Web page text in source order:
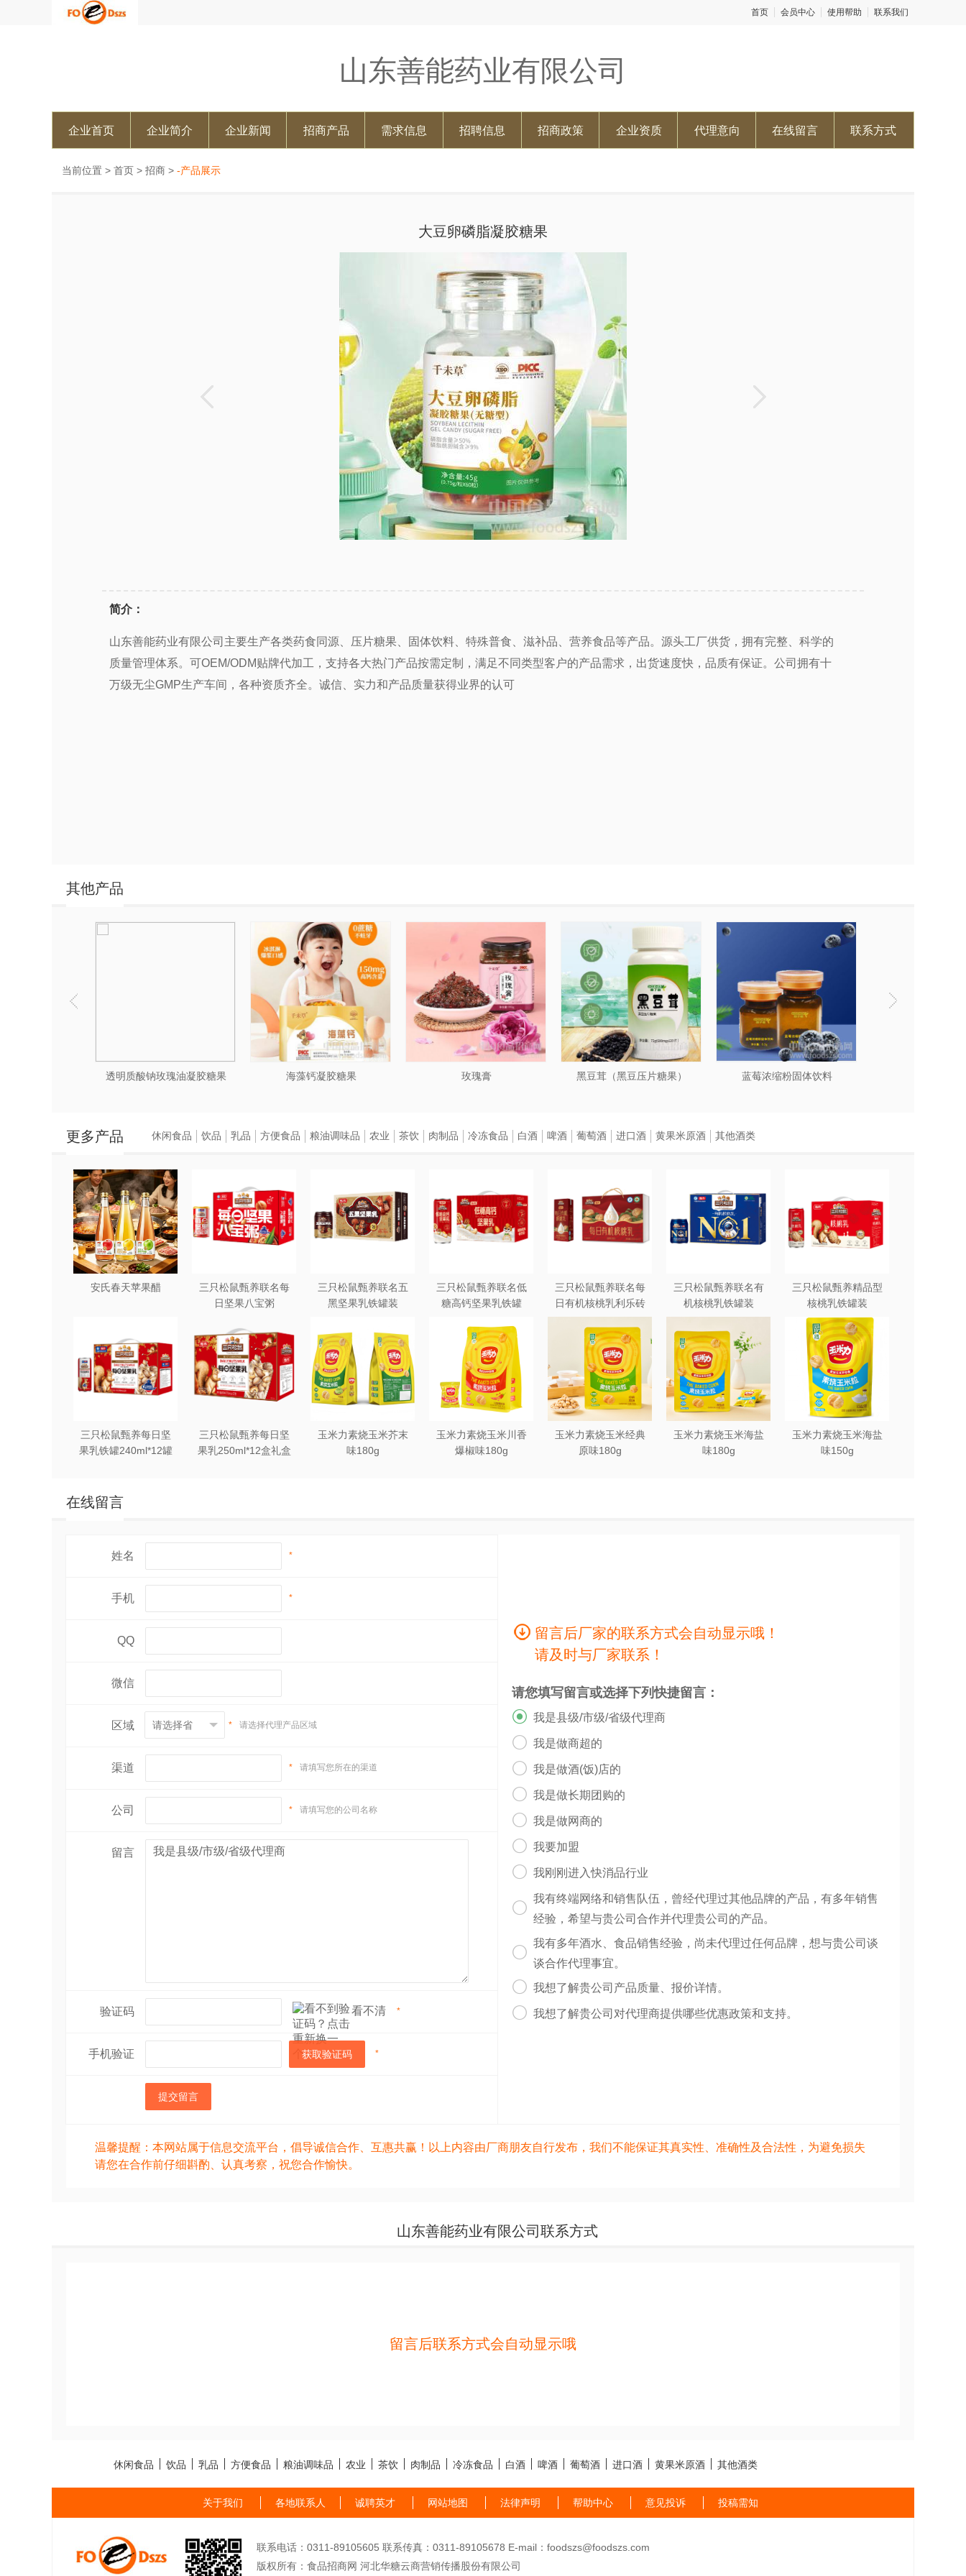
首页 会员中心 使用帮助 联系我们
山东善能药业有限公司
企业首页 企业简介 企业新闻 招商产品 需求信息 招聘信息 招商政策 企业资质 代理意向 在线留言 联系方式
当前位置 > 首页 > 招商 > -产品展示
大豆卵磷脂凝胶糖果
简介：
山东善能药业有限公司主要生产各类药食同源、压片糖果、固体饮料、特殊普食、滋补品、营养食品等产品。源头工厂供货，拥有完整、科学的
质量管理体系。可OEM/ODM贴牌代加工，支持各大热门产品按需定制，满足不同类型客户的产品需求，出货速度快，品质有保证。公司拥有十
万级无尘GMP生产车间，各种资质齐全。诚信、实力和产品质量获得业界的认可
其他产品
透明质酸钠玫瑰油凝胶糖果 海藻钙凝胶糖果 玫瑰膏 黑豆茸（黑豆压片糖果） 蓝莓浓缩粉固体饮料
更多产品
安氏春天苹果醋
三只松鼠甄养联名每
日坚果八宝粥
三只松鼠甄养联名五
黑坚果乳铁罐装
三只松鼠甄养联名低
糖高钙坚果乳铁罐
三只松鼠甄养联名每
日有机核桃乳利乐砖
250ml*12盒木盒装
三只松鼠甄养联名有
机核桃乳铁罐装
240ml*12罐礼盒
三只松鼠甄养精品型
核桃乳铁罐装
240ml*12罐
三只松鼠甄养每日坚
果乳铁罐240ml*12罐
三只松鼠甄养每日坚
果乳250ml*12盒礼盒
玉米力素烧玉米芥末
味180g
玉米力素烧玉米川香
爆椒味180g
玉米力素烧玉米经典
原味180g
玉米力素烧玉米海盐
味180g
玉米力素烧玉米海盐
味150g
休闲食品 饮品 乳品 方便食品 粮油调味品 农业 茶饮 肉制品 冷冻食品 白酒 啤酒 葡萄酒 进口酒 黄果米原酒 其他酒类
在线留言
姓名 *
手机 *
QQ
微信
区域 * 请选择代理产品区域
渠道 * 请填写您所在的渠道
公司 * 请填写您的公司名称
留言
验证码 看不清 *
手机验证 获取验证码 *
提交留言
留言后厂家的联系方式会自动显示哦！
请及时与厂家联系！
请您填写留言或选择下列快捷留言：
 我是县级/市级/省级代理商
 我是做商超的
 我是做酒(饭)店的
 我是做长期团购的
 我是做网商的
 我要加盟
 我刚刚进入快消品行业

我有终端网络和销售队伍，曾经代理过其他品牌的产品，有多年销售
经验，希望与贵公司合作并代理贵公司的产品。

我有多年酒水、食品销售经验，尚未代理过任何品牌，想与贵公司谈
谈合作代理事宜。
 我想了解贵公司产品质量、报价详情。
 我想了解贵公司对代理商提供哪些优惠政策和支持。
温馨提醒：本网站属于信息交流平台，倡导诚信合作、互惠共赢！以上内容由厂商朋友自行发布，我们不能保证其真实性、准确性及合法性，为避免损失
请您在合作前仔细斟酌、认真考察，祝您合作愉快。
山东善能药业有限公司联系方式
留言后联系方式会自动显示哦
休闲食品 饮品 乳品 方便食品 粮油调味品 农业 茶饮 肉制品 冷冻食品 白酒 啤酒 葡萄酒 进口酒 黄果米原酒 其他酒类
关于我们 各地联系人 诚聘英才 网站地图 法律声明 帮助中心 意见投诉 投稿需知
联系电话：0311-89105605 联系传真：0311-89105678 E-mail：foodszs@foodszs.com
版权所有：食品招商网 河北华糖云商营销传播股份有限公司